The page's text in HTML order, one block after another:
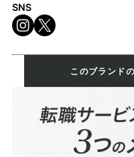
SNS
このブランド